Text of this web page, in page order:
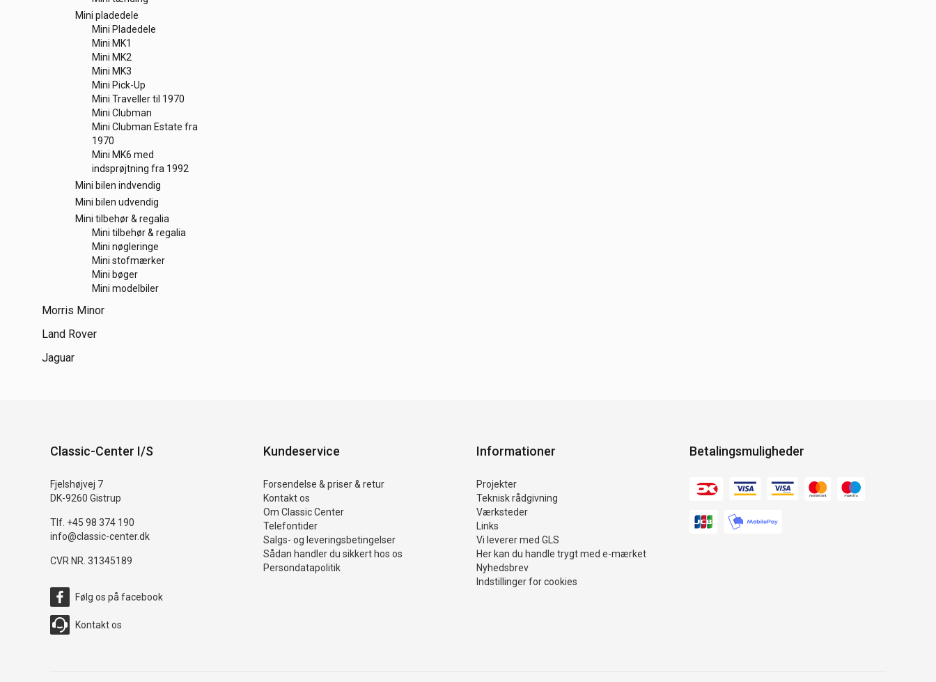
Mini pladedele
Mini Pladedele
Mini MK1
Mini MK2
Mini MK3
Mini Pick-Up
Mini Traveller til 1970
Mini Clubman
Mini Clubman Estate fra
1970
Mini MK6 med
indsprøjtning fra 1992
Mini bilen indvendig
Mini bilen udvendig
Mini tilbehør & regalia
Mini tilbehør & regalia
Mini nøgleringe
Mini stofmærker
Mini bøger
Mini modelbiler
Morris Minor
Land Rover
Jaguar
Classic-Center I/S
Fjelshøjvej 7
DK-9260 Gistrup
Tlf. +45 98 374 190
info@classic-center.dk
CVR NR. 31345189
Følg os på facebook
Kontakt os
Kundeservice
Forsendelse & priser & retur
Kontakt os
Om Classic Center
Telefontider
Salgs- og leveringsbetingelser
Sådan handler du sikkert hos os
Persondatapolitik
Informationer
Projekter
Teknisk rådgivning
Værksteder
Links
Vi leverer med GLS
Her kan du handle trygt med e-mærket
Nyhedsbrev
Indstillinger for cookies
Betalingsmuligheder